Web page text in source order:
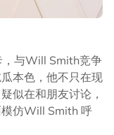
，与Will Smith竞争
本色，他不只在现
似在和朋友讨论，
仿Will Smith 呼